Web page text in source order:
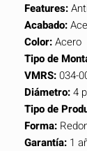
Features:
Acabado:
Color:Acero
Tipo de
VMRS:034-
Diámetro:4
Tipo de
Forma:
Garantía: 1